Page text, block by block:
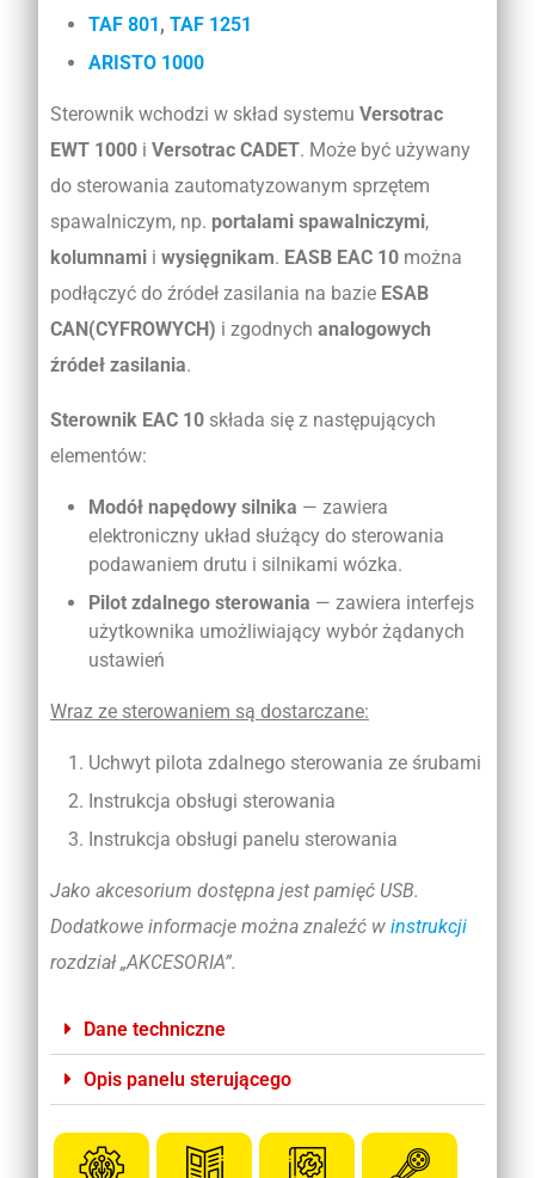
TAF 801, TAF 1251
ARISTO 1000
Sterownik wchodzi w skład systemu Versotrac
EWT 1000 i Versotrac CADET. Może być używany
do sterowania zautomatyzowanym sprzętem
spawalniczym, np. portalami spawalniczymi,
kolumnami i wysięgnikam. EASB EAC 10 można
podłączyć do źródeł zasilania na bazie ESAB
CAN(CYFROWYCH) i zgodnych analogowych
źródeł zasilania.
Sterownik EAC 10 składa się z następujących
elementów:
Modół napędowy silnika — zawiera
elektroniczny układ służący do sterowania
podawaniem drutu i silnikami wózka.
Pilot zdalnego sterowania — zawiera interfejs
użytkownika umożliwiający wybór żądanych
ustawień
Wraz ze sterowaniem są dostarczane:
Uchwyt pilota zdalnego sterowania ze śrubami
Instrukcja obsługi sterowania
Instrukcja obsługi panelu sterowania
Jako akcesorium dostępna jest pamięć USB.
Dodatkowe informacje można znaleźć w instrukcji
rozdział „AKCESORIA”.
Dane techniczne
Opis panelu sterującego